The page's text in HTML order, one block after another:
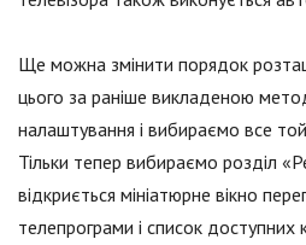
Ще можна змінити порядок
цього за раніше викладеною
налаштування і вибираємо все
Тільки тепер вибираємо розділ
відкриється мініатюрне вікно
телепрограми і список доступних